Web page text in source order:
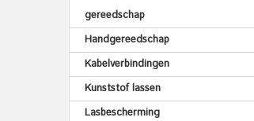
gereedschap
Handgereedschap
Kabelverbindingen
Kunststof lassen
Lasbescherming